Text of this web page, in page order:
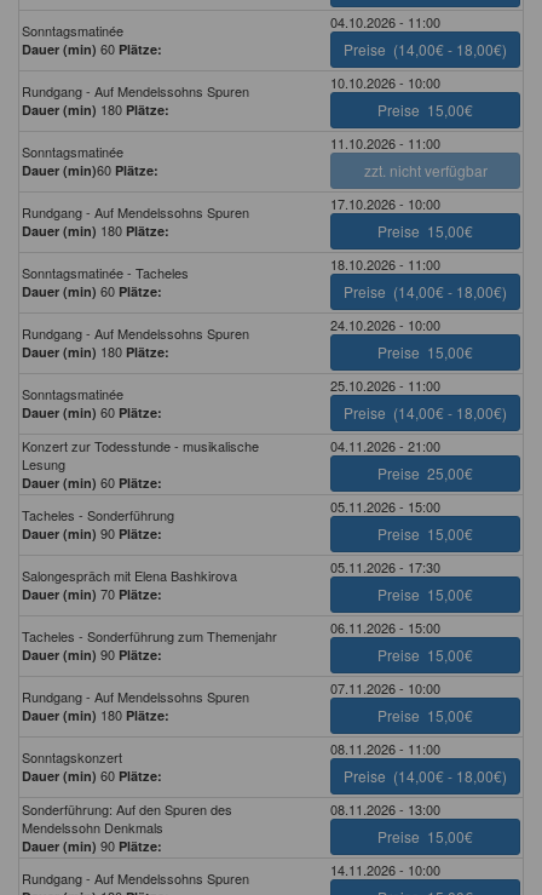
Sonntagsmatinée
Dauer (min) 60 Plätze:
04.10.2026 - 11:00
Preise (14,00€ - 18,00€)
Rundgang - Auf Mendelssohns Spuren
Dauer (min) 180 Plätze:
10.10.2026 - 10:00
Preise 15,00€
Sonntagsmatinée
Dauer (min)60 Plätze:
11.10.2026 - 11:00
zzt. nicht verfügbar
Rundgang - Auf Mendelssohns Spuren
Dauer (min) 180 Plätze:
17.10.2026 - 10:00
Preise 15,00€
Sonntagsmatinée - Tacheles
Dauer (min) 60 Plätze:
18.10.2026 - 11:00
Preise (14,00€ - 18,00€)
Rundgang - Auf Mendelssohns Spuren
Dauer (min) 180 Plätze:
24.10.2026 - 10:00
Preise 15,00€
Sonntagsmatinée
Dauer (min) 60 Plätze:
25.10.2026 - 11:00
Preise (14,00€ - 18,00€)
Konzert zur Todesstunde - musikalische
Lesung
Dauer (min) 60 Plätze:
04.11.2026 - 21:00
Preise 25,00€
Tacheles - Sonderführung
Dauer (min) 90 Plätze:
05.11.2026 - 15:00
Preise 15,00€
Salongespräch mit Elena Bashkirova
Dauer (min) 70 Plätze:
05.11.2026 - 17:30
Preise 15,00€
Tacheles - Sonderführung zum Themenjahr
Dauer (min) 90 Plätze:
06.11.2026 - 15:00
Preise 15,00€
Rundgang - Auf Mendelssohns Spuren
Dauer (min) 180 Plätze:
07.11.2026 - 10:00
Preise 15,00€
Sonntagskonzert
Dauer (min) 60 Plätze:
08.11.2026 - 11:00
Preise (14,00€ - 18,00€)
Sonderführung: Auf den Spuren des
Mendelssohn Denkmals
Dauer (min) 90 Plätze:
08.11.2026 - 13:00
Preise 15,00€
Rundgang - Auf Mendelssohns Spuren 14.11.2026 - 10:00